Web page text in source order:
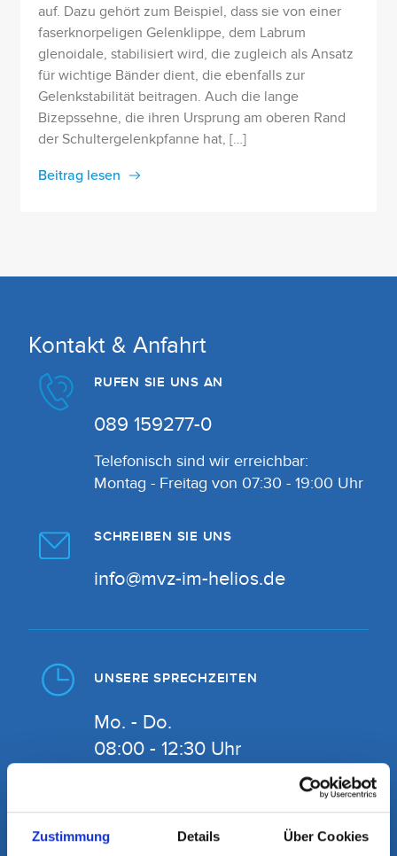
Zustimmung Details Über Cookies
auf. Dazu gehört zum Beispiel, dass sie von einer
faserknorpeligen Gelenklippe, dem Labrum
glenoidale, stabilisiert wird, die zugleich als Ansatz
für wichtige Bänder dient, die ebenfalls zur
Gelenkstabilität beitragen. Auch die lange
Bizepssehne, die ihren Ursprung am oberen Rand
der Schultergelenkpfanne hat, […]
Beitrag lesen
Kontakt & Anfahrt
RUFEN SIE UNS AN
089 159277-0
Telefonisch sind wir erreichbar:
Montag - Freitag von 07:30 - 19:00 Uhr
SCHREIBEN SIE UNS
info@mvz-im-helios.de
UNSERE SPRECHZEITEN
Mo. - Do.
08:00 - 12:30 Uhr